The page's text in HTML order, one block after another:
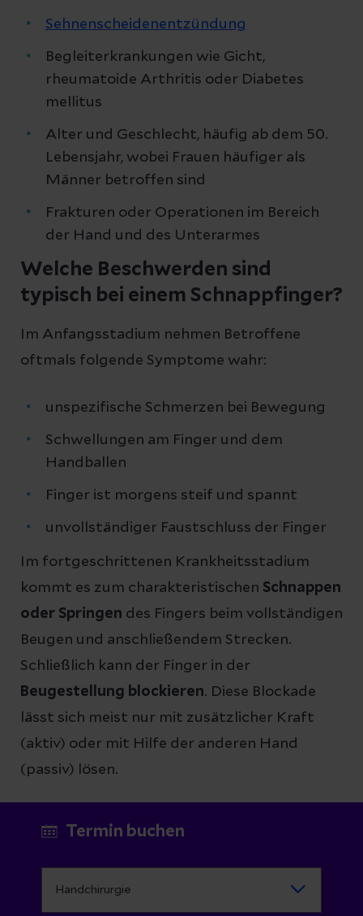
Sehnenscheidenentzündung
Begleiterkrankungen wie Gicht,
rheumatoide Arthritis oder Diabetes
mellitus
Alter und Geschlecht, häufig ab dem 50.
Lebensjahr, wobei Frauen häufiger als
Männer betroffen sind
Frakturen oder Operationen im Bereich
der Hand und des Unterarmes
Welche Beschwerden sind
typisch bei einem Schnappfinger?
Im Anfangsstadium nehmen Betroffene
oftmals folgende Symptome wahr:
unspezifische Schmerzen bei Bewegung
Schwellungen am Finger und dem
Handballen
Finger ist morgens steif und spannt
unvollständiger Faustschluss der Finger
Im fortgeschrittenen Krankheitsstadium
kommt es zum charakteristischen Schnappen
oder Springen des Fingers beim vollständigen
Beugen und anschließendem Strecken.
Schließlich kann der Finger in der
Beugestellung blockieren. Diese Blockade
lässt sich meist nur mit zusätzlicher Kraft
(aktiv) oder mit Hilfe der anderen Hand
(passiv) lösen.
Termin buchen